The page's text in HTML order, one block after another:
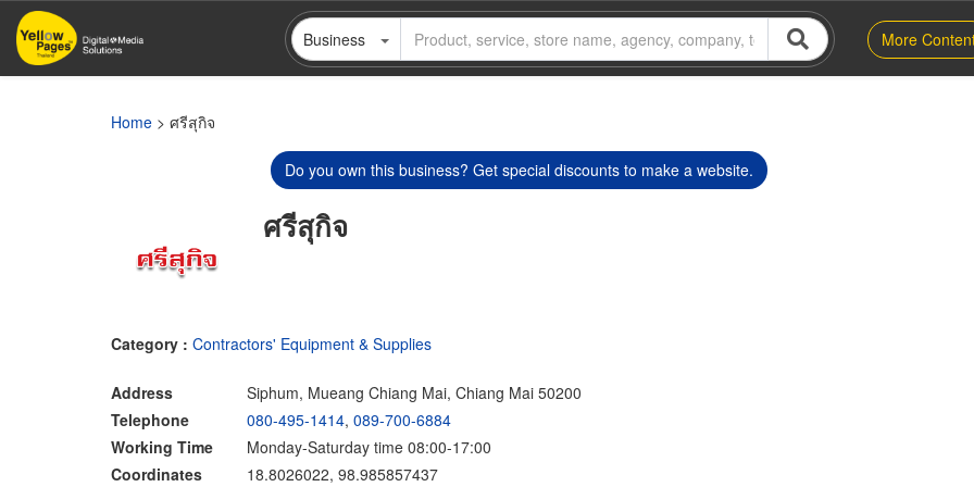
Skip
main
Business More
Home > ศรีสุกิจ
Do you own this business? Get special discounts to make a website.
ศรีสุกิจ
Category : Contractors' Equipment & Supplies
Address
Siphum, Mueang Chiang Mai, Chiang Mai 50200
Telephone
080-495-1414, 089-700-6884
Working Time
Monday-Saturday time 08:00-17:00
Coordinates
18.8026022, 98.985857437